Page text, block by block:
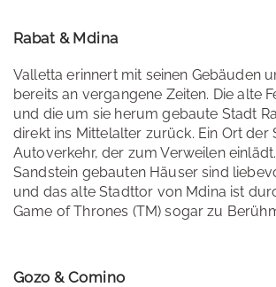
Rabat & Mdina
Valletta erinnert mit seinen Gebäuden
bereits an vergangene Zeiten. Die alte
und die um sie herum gebaute Stadt
direkt ins Mittelalter zurück. Ein Ort der
Autoverkehr, der zum Verweilen
Sandstein gebauten Häuser sind
und das alte Stadttor von Mdina ist
Game of Thrones (TM) sogar zu
Gozo & Comino